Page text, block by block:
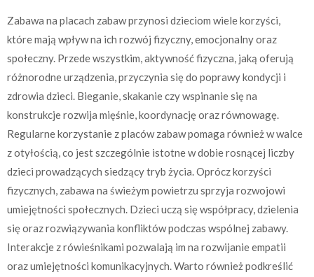
Zabawa na placach zabaw przynosi dzieciom wiele korzyści,
które mają wpływ na ich rozwój fizyczny, emocjonalny oraz
społeczny. Przede wszystkim, aktywność fizyczna, jaką oferują
różnorodne urządzenia, przyczynia się do poprawy kondycji i
zdrowia dzieci. Bieganie, skakanie czy wspinanie się na
konstrukcje rozwija mięśnie, koordynację oraz równowagę.
Regularne korzystanie z placów zabaw pomaga również w walce
z otyłością, co jest szczególnie istotne w dobie rosnącej liczby
dzieci prowadzących siedzący tryb życia. Oprócz korzyści
fizycznych, zabawa na świeżym powietrzu sprzyja rozwojowi
umiejętności społecznych. Dzieci uczą się współpracy, dzielenia
się oraz rozwiązywania konfliktów podczas wspólnej zabawy.
Interakcje z rówieśnikami pozwalają im na rozwijanie empatii
oraz umiejętności komunikacyjnych. Warto również podkreślić